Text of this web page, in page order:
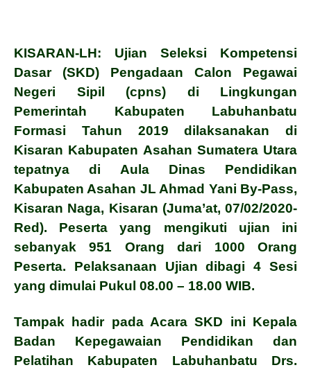
KISARAN-LH: Ujian Seleksi Kompetensi
Dasar (SKD) Pengadaan Calon Pegawai
Negeri Sipil (cpns) di Lingkungan
Pemerintah Kabupaten Labuhanbatu
Formasi Tahun 2019 dilaksanakan di
Kisaran Kabupaten Asahan Sumatera Utara
tepatnya di Aula Dinas Pendidikan
Kabupaten Asahan JL Ahmad Yani By-Pass,
Kisaran Naga, Kisaran (Juma’at, 07/02/2020-
Red). Peserta yang mengikuti ujian ini
sebanyak 951 Orang dari 1000 Orang
Peserta. Pelaksanaan Ujian dibagi 4 Sesi
yang dimulai Pukul 08.00 – 18.00 WIB.
Tampak hadir pada Acara SKD ini Kepala
Badan Kepegawaian Pendidikan dan
Pelatihan Kabupaten Labuhanbatu Drs.